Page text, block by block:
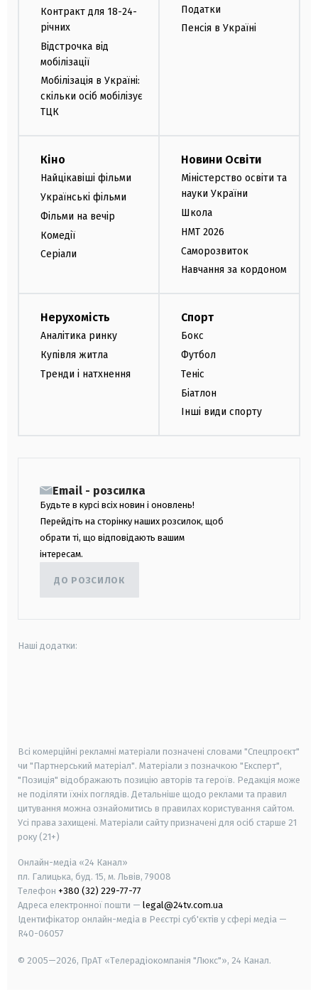
Контракт для 18-24-
річних
Відстрочка від
мобілізації
Мобілізація в Україні:
скільки осіб мобілізує
ТЦК
Податки
Пенсія в Україні
Кіно
Найцікавіші фільми
Українські фільми
Фільми на вечір
Комедії
Серіали
Новини Освіти
Міністерство освіти та
науки України
Школа
НМТ 2026
Саморозвиток
Навчання за кордоном
Нерухомість
Аналітика ринку
Купівля житла
Тренди і натхнення
Спорт
Бокс
Футбол
Теніс
Біатлон
Інші види спорту
Email - розсилка
Будьте в курсі всіх новин і оновлень!
Перейдіть на сторінку наших розсилок, щоб
обрати ті, що відповідають вашим
інтересам.
ДО РОЗСИЛОК
Наші додатки:
Всі комерційні рекламні матеріали позначені словами "Спецпроєкт"
чи "Партнерський матеріал". Матеріали з позначкою "Експерт",
"Позиція" відображають позицію авторів та героїв. Редакція може
не поділяти їхніх поглядів. Детальніше щодо реклами та правил
цитування можна ознайомитись в правилах користування сайтом.
Усі права захищені. Матеріали сайту призначені для осіб старше 21
року (21+)
Онлайн-медіа «24 Канал»
пл. Галицька, буд. 15, м. Львів, 79008
Телефон +380 (32) 229-77-77
Адреса електронної пошти — legal@24tv.com.ua
Ідентифікатор онлайн-медіа в Реєстрі суб'єктів у сфері медіа —
R40-06057
© 2005—2026, ПрАТ «Телерадіокомпанія "Люкс"», 24 Канал.